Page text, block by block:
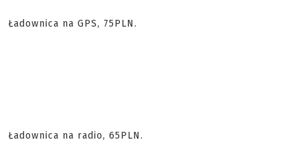
Ładownica na GPS, 75PLN.
Ładownica na radio, 65PLN.